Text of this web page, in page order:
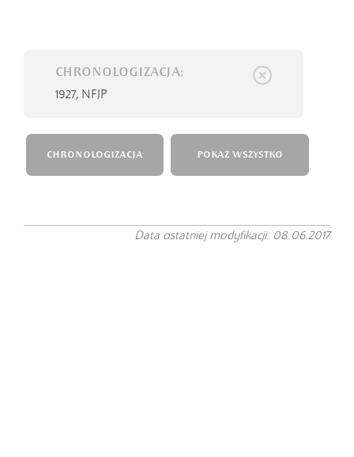
CHRONOLOGIZACJA:
1927, NFJP
CHRONOLOGIZACJA POKAŻ WSZYSTKO
Data ostatniej modyfikacji: 08.06.2017